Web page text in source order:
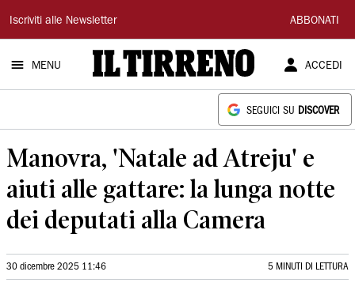
Il
Tirreno
Iscriviti alle Newsletter ABBONATI
MENU ACCEDI
SEGUICI SU DISCOVER
Manovra, 'Natale ad Atreju' e
aiuti alle gattare: la lunga notte
dei deputati alla Camera
30 dicembre 2025 11:46 5 MINUTI DI LETTURA